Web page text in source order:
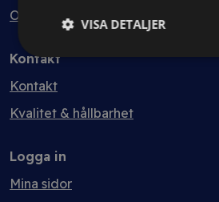
Ordlista
Kontakt
Kontakt
Kvalitet & hållbarhet
Logga in
Mina sidor
VISA DETALJER